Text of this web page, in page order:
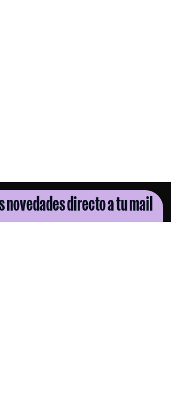
novedades directo a tu mail